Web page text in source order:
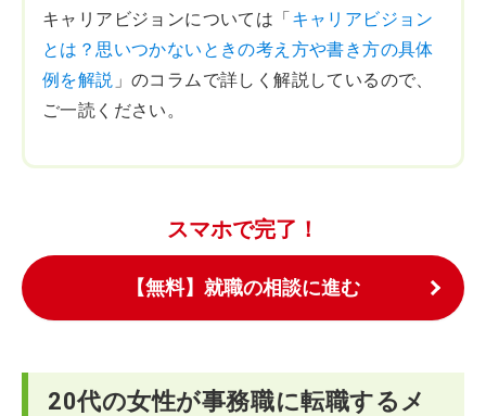
キャリアビジョンについては「キャリアビジョン
とは？思いつかないときの考え方や書き方の具体
例を解説 」のコラムで詳しく解説しているので、
ご一読ください。
スマホで完了！
【無料】就職の相談に進む
20代の女性が事務職に転職するメ